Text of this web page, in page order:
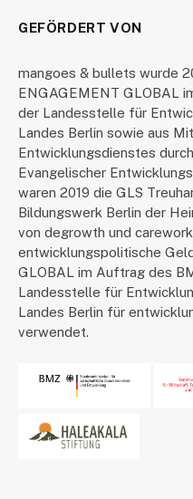
GEFÖRDERT VON
mangoes & bullets wurde
ENGAGEMENT GLOBAL
der Landesstelle für
Landes Berlin sowie aus
Entwicklungsdienstes
Evangelischer
waren 2019 die GLS
Bildungswerk Berlin der
von degrowth und
entwicklungspolitische
GLOBAL im Auftrag des
Landesstelle für
Landes Berlin für
verwendet.